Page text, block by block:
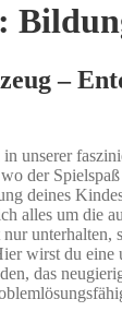
–
unserer
der
deines
alles um die
unterhalten,
wirst du eine
das